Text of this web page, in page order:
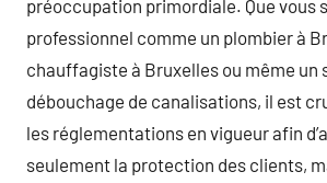
préoccupation primordiale. Que vous
professionnel comme un plombier à
chauffagiste à Bruxelles ou même un
débouchage de canalisations, il est
les réglementations en vigueur afin
seulement la protection des clients,